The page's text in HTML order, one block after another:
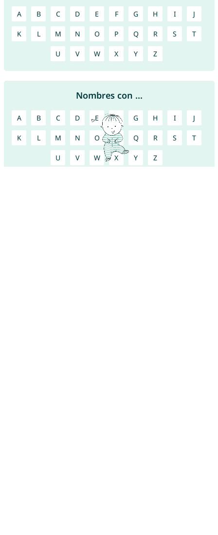
A B C D E F G H I J
K L M N O P Q R S T
U V W X Y Z
Nombres con ...
A B C D E F G H I J
K L M N O P Q R S T
U V W X Y Z